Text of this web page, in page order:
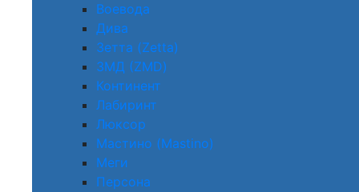
Воевода
Дива
Зетта (Zetta)
ЗМД (ZMD)
Континент
Лабиринт
Люксор
Мастино (Mastino)
Меги
Персона